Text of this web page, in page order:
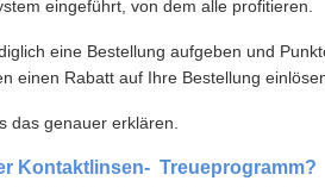
eingeführt, von dem alle profitieren.
eine Bestellung aufgeben und
einen Rabatt auf Ihre Bestellung
das genauer erklären.
Kontaktlinsen- Treueprogramm?